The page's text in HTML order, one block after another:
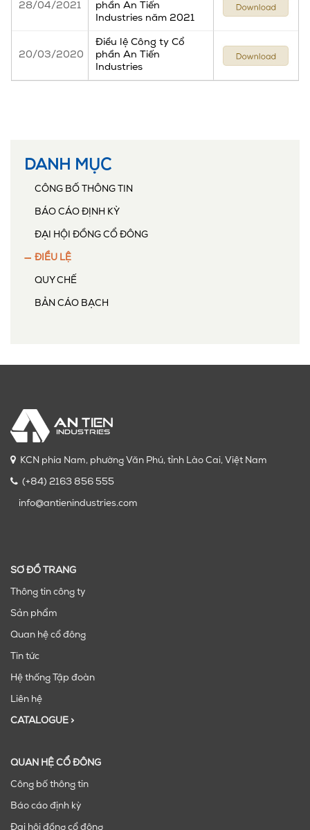
28/04/2021
phần An Tiến
Industries năm 2021
20/03/2020
Điều lệ Công ty Cổ
phần An Tiến
Industries
DANH MỤC
CÔNG BỐ THÔNG TIN
BÁO CÁO ĐỊNH KỲ
ĐẠI HỘI ĐỒNG CỔ ĐÔNG
ĐIỀU LỆ
QUY CHẾ
BẢN CÁO BẠCH
KCN phía Nam, phường Văn Phú, tỉnh Lào Cai, Việt Nam
(+84) 2163 856 555
info@antienindustries.com
SƠ ĐỒ TRANG
Thông tin công ty
Sản phẩm
Quan hệ cổ đông
Tin tức
Hệ thống Tập đoàn
Liên hệ
CATALOGUE >
QUAN HỆ CỔ ĐÔNG
Công bố thông tin
Báo cáo định kỳ
Đại hội đồng cổ đông